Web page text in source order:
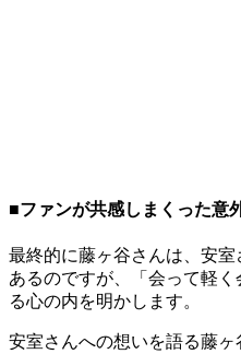
■ファンが共感しまくった意
最終的に藤ヶ谷さんは、安
あるのですが、「会って軽
る心の内を明かします。
安室さんへの想いを語る藤